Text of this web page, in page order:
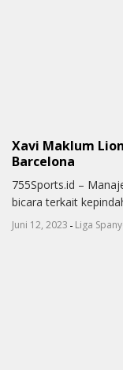
Xavi Maklum
Barcelona
755Sports.id –
bicara terkait
Juni 12, 2023 - Liga